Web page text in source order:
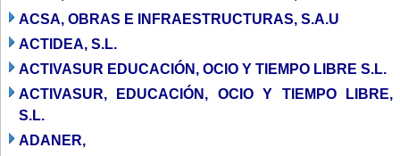
ACSA, OBRAS E INFRAESTRUCTURAS, S.A.U
ACTIDEA, S.L.
ACTIVASUR EDUCACIÓN, OCIO Y TIEMPO LIBRE S.L.
ACTIVASUR, EDUCACIÓN, OCIO Y TIEMPO LIBRE,
S.L.
ADANER,